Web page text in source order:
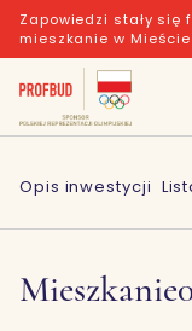
Zapowiedzi stały się
mieszkanie w
Opis inwestycji
Mieszkanie